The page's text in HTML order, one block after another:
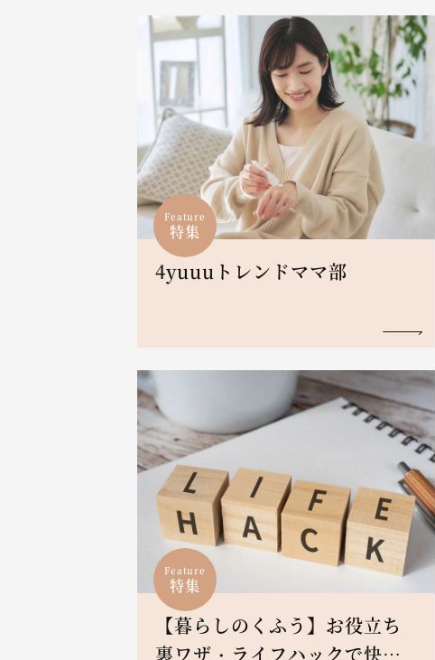
Feature
特集
4yuuuトレンドママ部
Feature
特集
【暮らしのくふう】お役立ち
裏ワザ・ライフハックで快適L